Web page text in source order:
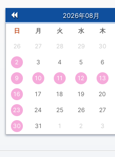
前
の
月
2026年08月
日 月 火 水 木
26 27 28 29 30
2 3 4 5 6
9 10 11 12 13
16 17 18 19 20
23 24 25 26 27
30 31 1 2 3